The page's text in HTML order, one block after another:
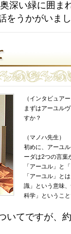
深い緑に囲ま
をうかがいま
（インタビュア
まずはアーユル
すか？
（マノハ先生）
初めに、アーユ
ーダは2つの言葉
「アーユル」と
「アーユル」と
識」という意味
科学」というこ
いてですが、